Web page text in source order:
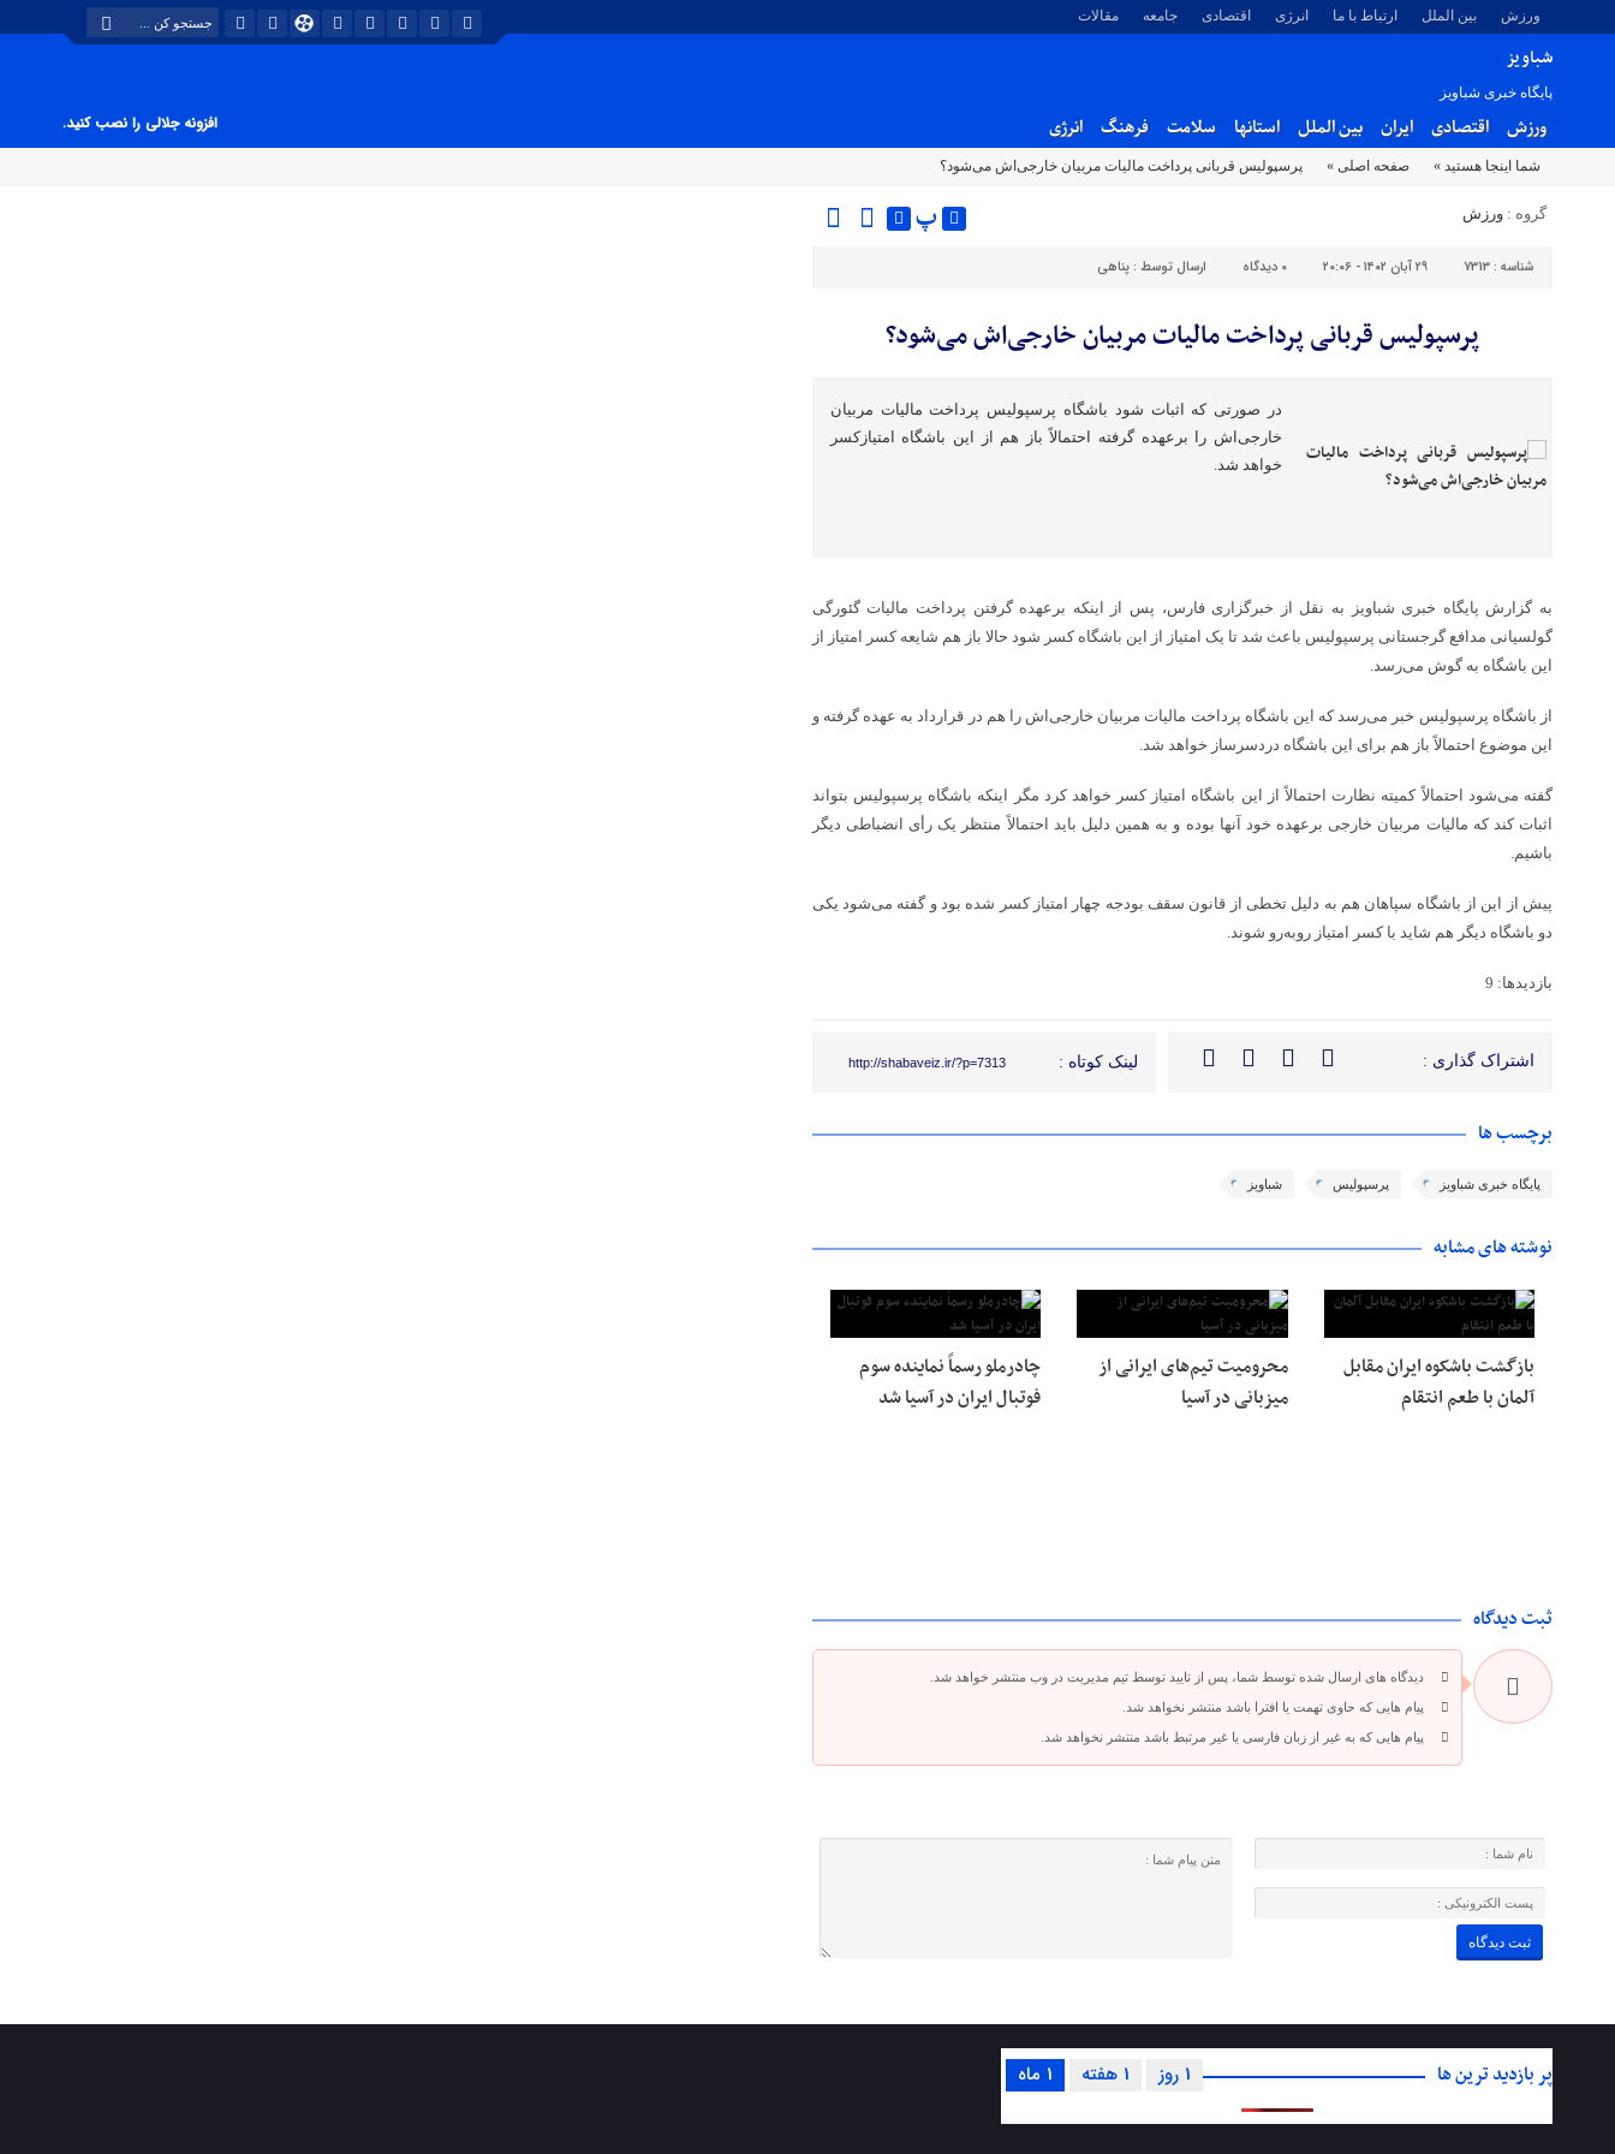
ورزش بین الملل ارتباط با ما انرژی اقتصادی جامعه مقالات
شباویز
پایگاه خبری شباویز
ورزش اقتصادی ایران بین الملل استانها سلامت فرهنگ انرژی افزونه جلالی را نصب کنید.
شما اینجا هستید » صفحه اصلی » پرسپولیس قربانی پرداخت مالیات مربیان خارجی‌اش می‌شود؟
گروه : ورزش پ
شناسه : 7313 ۲۹ آبان ۱۴۰۲ - ۲۰:۰۶ ۰ دیدگاه ارسال توسط : پناهی
پرسپولیس قربانی پرداخت مالیات مربیان خارجی‌اش می‌شود؟
در صورتی که اثبات شود باشگاه پرسپولیس پرداخت مالیات مربیان
خارجی‌اش را برعهده گرفته احتمالاً باز هم از این باشگاه امتیازکسر
خواهد شد.
به گزارش پایگاه خبری شباویز به نقل از خبرگزاری فارس، پس از اینکه برعهده گرفتن پرداخت مالیات گئورگی
گولسیانی مدافع گرجستانی پرسپولیس باعث شد تا یک امتیاز از این باشگاه کسر شود حالا باز هم شایعه کسر امتیاز از
این باشگاه به گوش می‌رسد.
از باشگاه پرسپولیس خبر می‌رسد که این باشگاه پرداخت مالیات مربیان خارجی‌اش را هم در قرارداد به عهده گرفته و
این موضوع احتمالاً باز هم برای این باشگاه دردسرساز خواهد شد.
گفته می‌شود احتمالاً کمیته نظارت احتمالاً از این باشگاه امتیاز کسر خواهد کرد مگر اینکه باشگاه پرسپولیس بتواند
اثبات کند که مالیات مربیان خارجی برعهده خود آنها بوده و به همین دلیل باید احتمالاً منتظر یک رأی انضباطی دیگر
باشیم.
پیش از این از باشگاه سپاهان هم به دلیل تخطی از قانون سقف بودجه چهار امتیاز کسر شده بود و گفته می‌شود یکی
دو باشگاه دیگر هم شاید با کسر امتیاز روبه‌رو شوند.
بازدیدها: 9
اشتراک گذاری : لینک کوتاه : http://shabaveiz.ir/?p=7313
برچسب ها
پایگاه خبری شباویز پرسپولیس شباویز
نوشته های مشابه
بازگشت باشکوه ایران مقابل
آلمان با طعم انتقام
محرومیت تیم‌های ایرانی از
میزبانی در آسیا
چادرملو رسماً نماینده سوم
فوتبال ایران در آسیا شد
ثبت دیدگاه
دیدگاه های ارسال شده توسط شما، پس از تایید توسط تیم مدیریت در وب منتشر خواهد شد.
پیام هایی که حاوی تهمت یا افترا باشد منتشر نخواهد شد.
پیام هایی که به غیر از زبان فارسی یا غیر مرتبط باشد منتشر نخواهد شد.
پر بازدید ترین ها 1 ماه 1 هفته 1 روز